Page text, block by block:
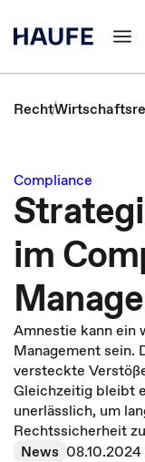
Recht
Compliance
im
Amnestie kann ein
Management sein.
versteckte
Gleichzeitig bleibt
unerlässlich, um
Rechtssicherheit
News